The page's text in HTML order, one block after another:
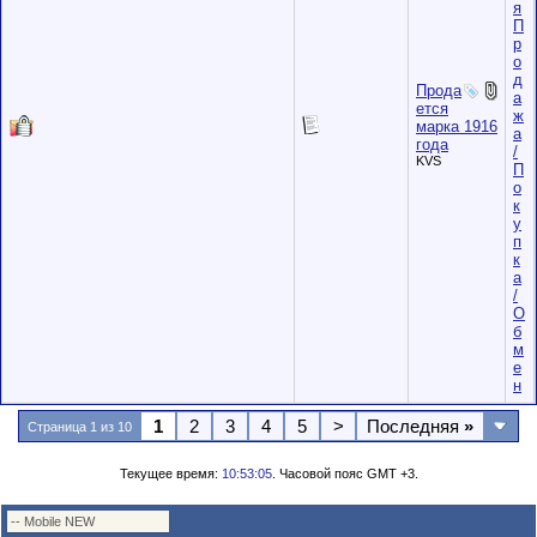
Прода
ется
марка 1916
года
KVS
я
П
р
о
д
а
ж
а
/
П
о
к
у
п
к
а
/
О
б
м
е
н
Страница 1 из 10 1 2 3 4 5 > Последняя »
Текущее время: 10:53:05. Часовой пояс GMT +3.